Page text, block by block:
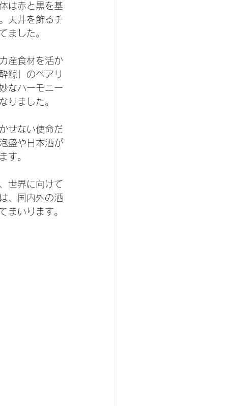
は赤と黒を基
天井を飾るチ
ました。
産食材を活か
鯨」のペアリ
なハーモニー
りました。
せない使命だ
盛や日本酒が
す。
世界に向けて
、国内外の酒
まいります。